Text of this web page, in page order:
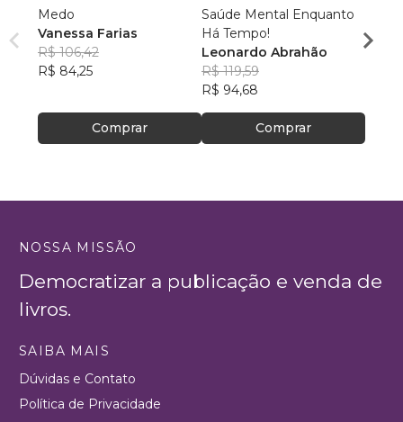
Medo
Vanessa Farias
R$ 106,42
R$ 84,25
Comprar
Saúde Mental Enquanto
Há Tempo!
Leonardo Abrahão
R$ 119,59
R$ 94,68
Comprar
paz!
NOSSA MISSÃO
Democratizar a publicação e venda de
livros.
SAIBA MAIS
Dúvidas e Contato
Política de Privacidade